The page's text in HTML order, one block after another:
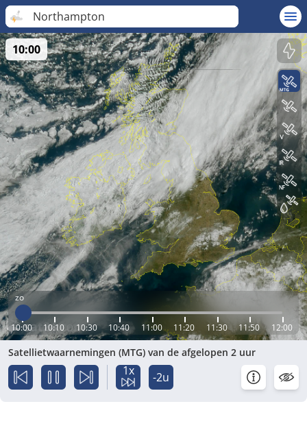
Northampton
zo
10:00 10:10 10:30 10:40 11:00 11:20 11:30 11:50 12:00
10:00
Satellietwaarnemingen (MTG) van de afgelopen 2 uur
1x -2u